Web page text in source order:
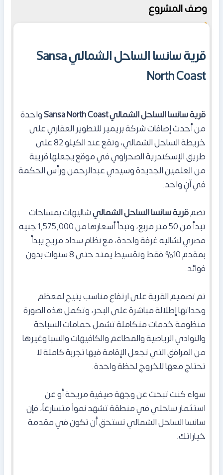
وصف المشروع
قرية سانسا الساحل الشمالي Sansa
North Coast
قرية سانسا الساحل الشماليSansa North Coastواحدة
من أحدث إضافات شركة بريمير للتطوير العقاري على
خريطة الساحل الشمالي، وتقع عند الكيلو 82 على
طريق الإسكندرية الصحراوي في موقع يجعلها قريبة
من العلمين الجديدة وسيدي عبدالرحمن ورأس الحكمة
في آنٍ واحد.
تضمقرية سانسا الساحل الشماليشاليهات بمساحات
تبدأ من 50 متر مربع، وتبدأ أسعارها من 1,575,000 جنيه
مصري لشاليه غرفة واحدة، مع نظام سداد مريح يبدأ
بمقدم 10% فقط وتقسيط يمتد حتى 8 سنوات بدون
فوائد.
تم تصميم القرية على ارتفاع مناسب يتيح لمعظم
وحداتها إطلالة مباشرة على البحر، وتكمل هذه الصورة
منظومة خدمات متكاملة تشمل حمامات السباحة
والنوادي الرياضية والمطاعم والكافيهات والسبا وغيرها
من المرافق التي تجعل الإقامة فيها تجربة كاملة لا
تحتاج معها للخروج لحظة واحدة.
سواء كنت تبحث عن وجهة صيفية مريحة أو عن
استثمار ساحلي في منطقة تشهد نمواً متسارعاً، فإن
سانسا الساحل الشمالي تستحق أن تكون في مقدمة
خياراتك.